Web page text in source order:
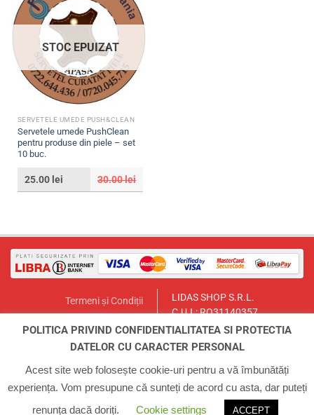
STOC EPUIZAT
SERVETELE UMEDE PUSH&CLEAN
Servetele umede PushClean
pentru produse din piele – set
10 buc.
30.00lei
25.00 lei
Termeni și Condiții
Contact
LIDAS SHOP S.R.L.
C.U.I.: RO31140357
București, Sector 1, Str. Lt.Col.
Email:lidasmag@yahoo.com
Telefon:0723.155.966
ACASA INFO CONTUL MEU COS CONTACT
POLITICA PRIVIND CONFIDENTIALITATEA SI PROTECTIA
DATELOR CU CARACTER PERSONAL
Acest site web folosește cookie-uri pentru a vă îmbunătăți
experiența. Vom presupune că sunteți de acord cu asta, dar puteți
renunța dacă doriți.
Cookie settings ACCEPT